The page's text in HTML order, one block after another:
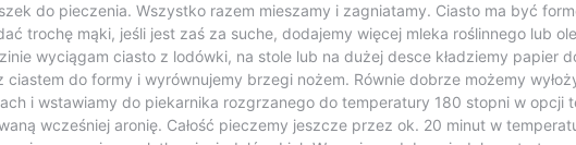
do pieczenia. Wszystko razem mieszamy i zagniatamy. Ciasto ma być
trochę mąki, jeśli jest zaś za suche, dodajemy więcej mleka roślinnego lub
wyciągam ciasto z lodówki, na stole lub na dużej desce kładziemy papier
ciastem do formy i wyrównujemy brzegi nożem. Równie dobrze możemy
i wstawiamy do piekarnika rozgrzanego do temperatury 180 stopni w
wcześniej aronię. Całość pieczemy jeszcze przez ok. 20 minut w